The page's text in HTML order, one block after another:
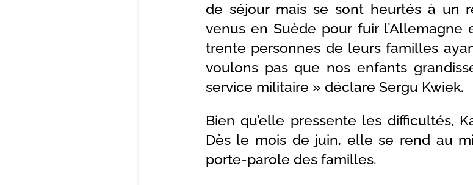
de séjour mais se sont heurtés à un
venus en Suède pour fuir
trente personnes de leurs familles
voulons pas que nos enfants
service militaire » déclare Sergu Kwiek.
Bien qu’elle pressente les difficultés,
Dès le mois de juin, elle se rend au
porte-parole des familles.